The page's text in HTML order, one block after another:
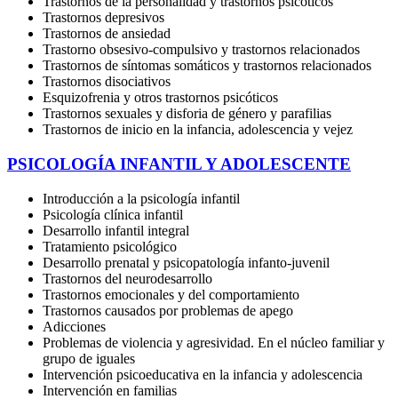
Trastornos depresivos
Trastornos de ansiedad
Trastorno obsesivo-compulsivo y trastornos relacionados
Trastornos de síntomas somáticos y trastornos relacionados
Trastornos disociativos
Esquizofrenia y otros trastornos psicóticos
Trastornos sexuales y disforia de género y parafilias
Trastornos de inicio en la infancia, adolescencia y vejez
PSICOLOGÍA INFANTIL Y ADOLESCENTE
Introducción a la psicología infantil
Psicología clínica infantil
Desarrollo infantil integral
Tratamiento psicológico
Desarrollo prenatal y psicopatología infanto-juvenil
Trastornos del neurodesarrollo
Trastornos emocionales y del comportamiento
Trastornos causados por problemas de apego
Adicciones
Problemas de violencia y agresividad. En el núcleo familiar y
grupo de iguales
Intervención psicoeducativa en la infancia y adolescencia
Intervención en familias